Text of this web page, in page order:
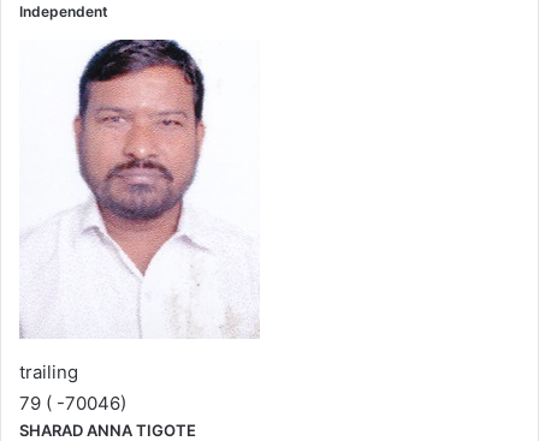
Independent
trailing
79 ( -70046)
SHARAD ANNA TIGOTE